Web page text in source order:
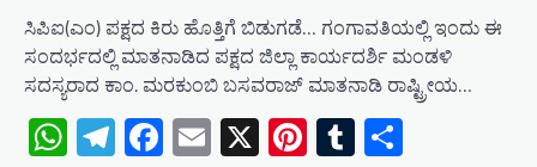
ಸಿಪಿಐ(ಎಂ) ಪಕ್ಷದ ಕಿರು ಹೊತ್ತಿಗೆ ಬಿಡುಗಡೆ… ಗಂಗಾವತಿಯಲ್ಲಿ ಇಂದು ಈ
ಸಂದರ್ಭದಲ್ಲಿ ಮಾತನಾಡಿದ ಪಕ್ಷದ ಜಿಲ್ಲಾ ಕಾರ್ಯದರ್ಶಿ ಮಂಡಳಿ
ಸದಸ್ಯರಾದ ಕಾಂ. ಮರಕುಂಬಿ ಬಸವರಾಜ್ ಮಾತನಾಡಿ ರಾಷ್ಟ್ರೀಯ…
WhatsApp
Telegram
Facebook
Email
X Pinterest
Tumblr